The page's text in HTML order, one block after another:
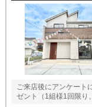
ご来店後にアンケート
ゼント（1組様1回限り